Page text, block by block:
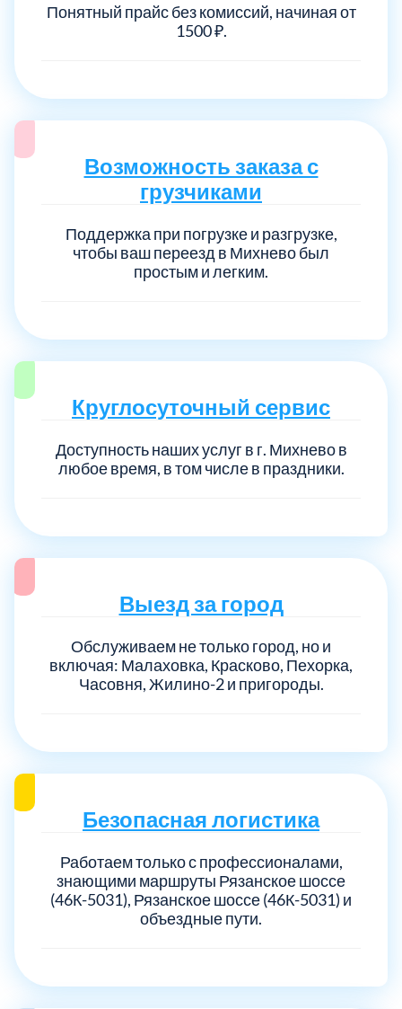
Понятный прайс без комиссий, начиная от
1500 ₽.
Возможность заказа с
грузчиками
Поддержка при погрузке и разгрузке,
чтобы ваш переезд в Михнево был
простым и легким.
Круглосуточный сервис
Доступность наших услуг в г. Михнево в
любое время, в том числе в праздники.
Выезд за город
Обслуживаем не только город, но и
включая: Малаховка, Красково, Пехорка,
Часовня, Жилино-2 и пригороды.
Безопасная логистика
Работаем только с профессионалами,
знающими маршруты Рязанское шоссе
(46К-5031), Рязанское шоссе (46К-5031) и
объездные пути.